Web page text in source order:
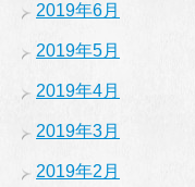
2019年6月
2019年5月
2019年4月
2019年3月
2019年2月